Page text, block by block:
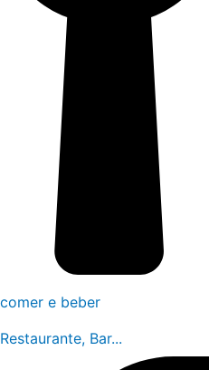
comer e beber
Restaurante, Bar...